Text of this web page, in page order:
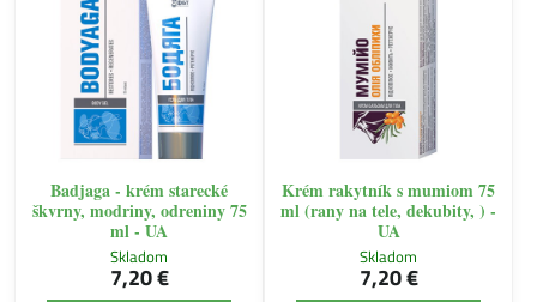
Badjaga - krém starecké
škvrny, modriny, odreniny 75
ml - UA
Skladom
7,20 €
Krém rakytník s mumiom 75
ml (rany na tele, dekubity, ) -
UA
Skladom
7,20 €